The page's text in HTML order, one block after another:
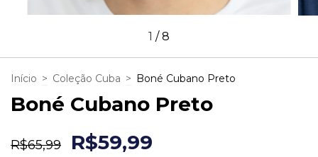
1 /8
Início > Coleção Cuba > Boné Cubano Preto
Boné Cubano Preto
R$65,99 R$59,99